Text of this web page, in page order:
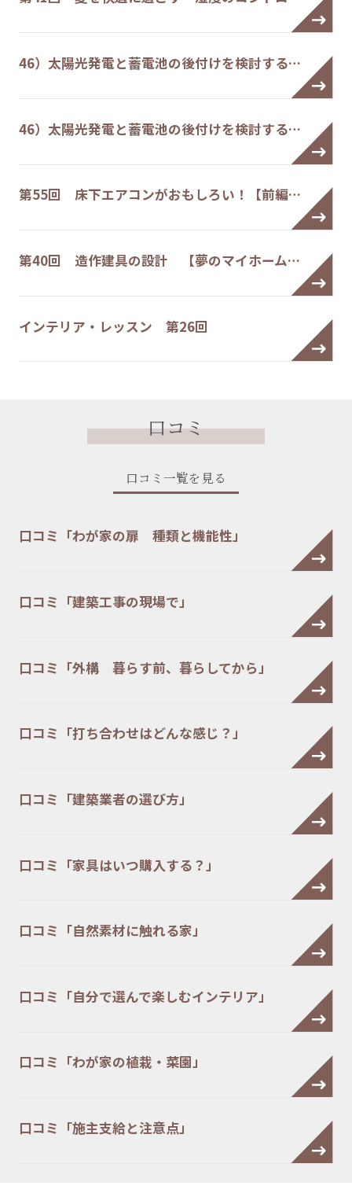
46）太陽光発電と蓄電池の後付けを検討する…
46）太陽光発電と蓄電池の後付けを検討する…
第55回 床下エアコンがおもしろい！【前編…
第40回 造作建具の設計 【夢のマイホーム…
インテリア・レッスン 第26回
口コミ
口コミ一覧を見る
口コミ「わが家の扉 種類と機能性」
口コミ「建築工事の現場で」
口コミ「外構 暮らす前、暮らしてから」
口コミ「打ち合わせはどんな感じ？」
口コミ「建築業者の選び方」
口コミ「家具はいつ購入する？」
口コミ「自然素材に触れる家」
口コミ「自分で選んで楽しむインテリア」
口コミ「わが家の植栽・菜園」
口コミ「施主支給と注意点」